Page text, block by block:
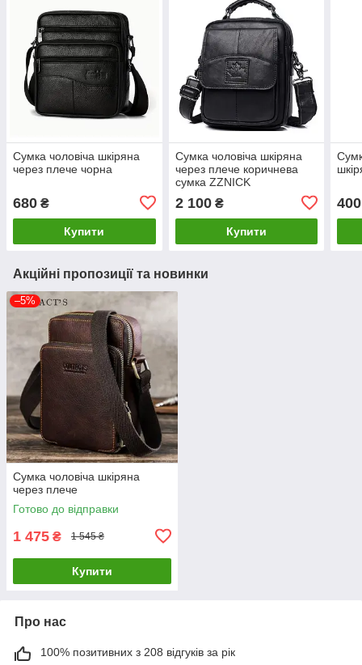
Сумка чоловіча шкіряна
через плече чорна
680 ₴
Купити
Сумка чоловіча шкіряна
через плече коричнева
сумка ZZNICK
2 100₴
Купити
400
Акційні пропозиції та новинки
–5%
Сумка чоловіча шкіряна
через плече
Готово до відправки
1 475 ₴ 1 545 ₴
Купити
Про нас
100% позитивних з 208 відгуків за рік